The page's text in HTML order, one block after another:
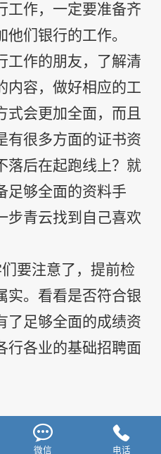
工作，一定要准备齐
们银行的工作。
工作的朋友，了解清
内容，做好相应的工
式会更加全面，而且
有很多方面的证书资
落后在起跑线上？就
足够全面的资料手
步青云找到自己喜欢
要注意了，提前检
实。看看是否符合银
了足够全面的成绩资
行各业的基础招聘面

微信

电话